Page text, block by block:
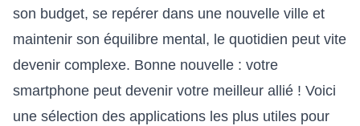
son budget, se repérer dans une nouvelle ville et
maintenir son équilibre mental, le quotidien peut vite
devenir complexe. Bonne nouvelle : votre
smartphone peut devenir votre meilleur allié ! Voici
une sélection des applications les plus utiles pour